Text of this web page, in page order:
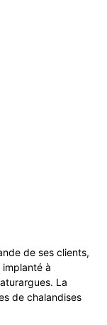
de ses clients,
à
La
de chalandises